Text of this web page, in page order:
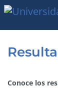
Conoce los